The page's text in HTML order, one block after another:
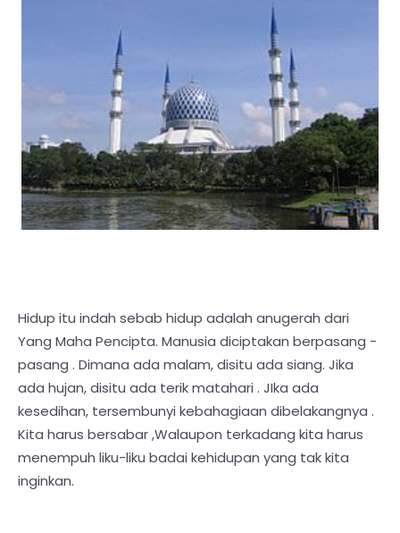
Hidup itu indah sebab hidup adalah anugerah dari
Yang Maha Pencipta. Manusia diciptakan berpasang -
pasang . Dimana ada malam, disitu ada siang. Jika
ada hujan, disitu ada terik matahari . JIka ada
kesedihan, tersembunyi kebahagiaan dibelakangnya .
Kita harus bersabar ,Walaupon terkadang kita harus
menempuh liku-liku badai kehidupan yang tak kita
inginkan.